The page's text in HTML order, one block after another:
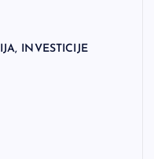
INVESTICIJE